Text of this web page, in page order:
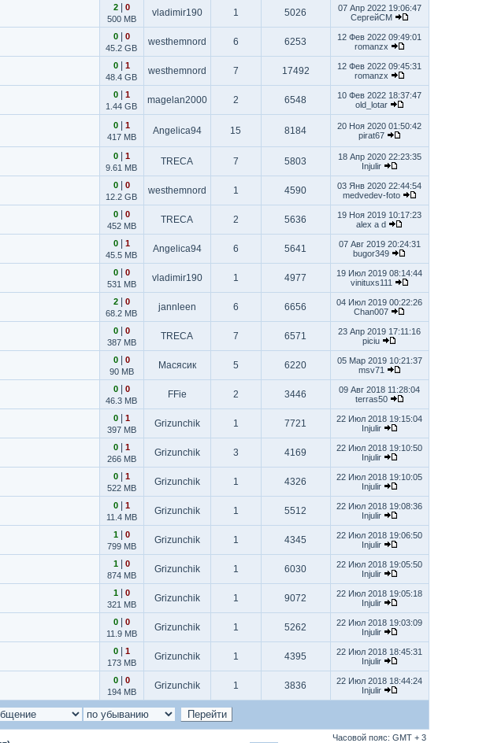
2|
0
500 MB
vladimir190 1 5026
07 Апр 2022 19:06:47
СергейСМ
0|
0
45.2 GB
westhemnord 6 6253
12 Фев 2022 09:49:01
romanzx
0|
1
48.4 GB
westhemnord 7 17492
12 Фев 2022 09:45:31
romanzx
0|
1
1.44 GB
magelan2000 2 6548
10 Фев 2022 18:37:47
old_lotar
0|
1
417 MB
Angelica94 15 8184
20 Ноя 2020 01:50:42
pirat67
0|
1
9.61 MB
TRECA 7 5803
18 Апр 2020 22:23:35
Injulir
0|
0
12.2 GB
westhemnord 1 4590
03 Янв 2020 22:44:54
medvedev-foto
0|
0
452 MB
TRECA 2 5636
19 Ноя 2019 10:17:23
alex a d
0|
1
45.5 MB
Angelica94 6 5641
07 Авг 2019 20:24:31
bugor349
0|
0
531 MB
vladimir190 1 4977
19 Июл 2019 08:14:44
vinituxs111
2|
0
68.2 MB
jannleen 6 6656
04 Июл 2019 00:22:26
Chan007
0|
0
387 MB
TRECA 7 6571
23 Апр 2019 17:11:16
piciu
0|
0
90 MB
Масясик 5 6220
05 Мар 2019 10:21:37
msv71
0|
0
46.3 MB
FFie 2 3446
09 Авг 2018 11:28:04
terras50
0|
1
397 MB
Grizunchik 1 7721
22 Июл 2018 19:15:04
Injulir
0|
1
266 MB
Grizunchik 3 4169
22 Июл 2018 19:10:50
Injulir
0|
1
522 MB
Grizunchik 1 4326
22 Июл 2018 19:10:05
Injulir
0|
1
11.4 MB
Grizunchik 1 5512
22 Июл 2018 19:08:36
Injulir
1|
0
799 MB
Grizunchik 1 4345
22 Июл 2018 19:06:50
Injulir
1|
0
874 MB
Grizunchik 1 6030
22 Июл 2018 19:05:50
Injulir
1|
0
321 MB
Grizunchik 1 9072
22 Июл 2018 19:05:18
Injulir
0|
0
11.9 MB
Grizunchik 1 5262
22 Июл 2018 19:03:09
Injulir
0|
1
173 MB
Grizunchik 1 4395
22 Июл 2018 18:45:31
Injulir
0|
0
194 MB
Grizunchik 1 3836
22 Июл 2018 18:44:24
Injulir
Часовой пояс: GMT + 3